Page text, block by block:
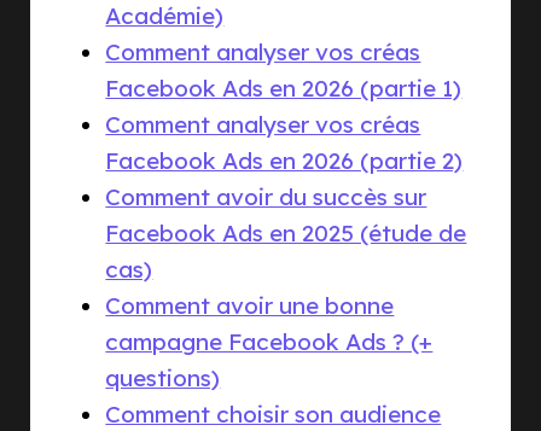
Académie)
Comment analyser vos créas
Facebook Ads en 2026 (partie 1)
Comment analyser vos créas
Facebook Ads en 2026 (partie 2)
Comment avoir du succès sur
Facebook Ads en 2025 (étude de
cas)
Comment avoir une bonne
campagne Facebook Ads ? (+
questions)
Comment choisir son audience